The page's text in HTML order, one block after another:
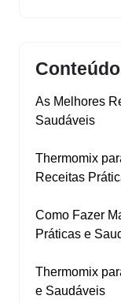
As Melhores
Saudáveis
Thermomix
Receitas
Como Fazer
Práticas e
Thermomix
e Saudáveis